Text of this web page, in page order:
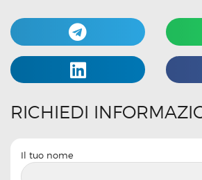
RICHIEDI
Il tuo nome